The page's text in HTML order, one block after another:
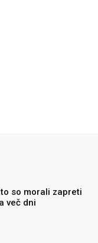
so morali zapreti
več dni